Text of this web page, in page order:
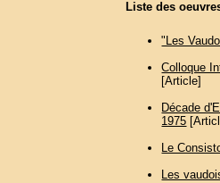
Liste des
"Les
Colloque
[Article]
Décade
1975
Le
Les